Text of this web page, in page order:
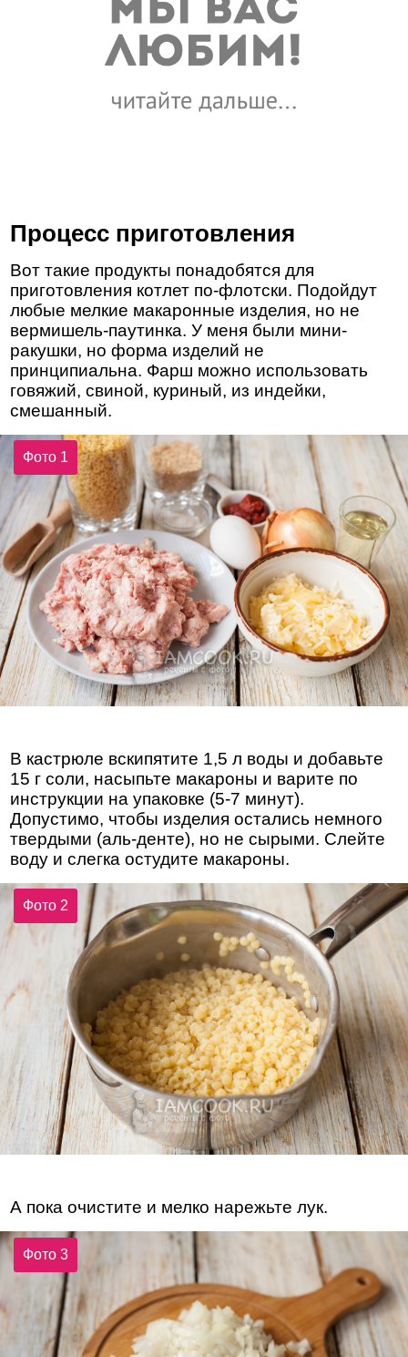
Процесс приготовления
Вот такие продукты понадобятся для
приготовления котлет по-флотски. Подойдут
любые мелкие макаронные изделия, но не
вермишель-паутинка. У меня были мини-
ракушки, но форма изделий не
принципиальна. Фарш можно использовать
говяжий, свиной, куриный, из индейки,
смешанный.
Фото 1
В кастрюле вскипятите 1,5 л воды и добавьте
15 г соли, насыпьте макароны и варите по
инструкции на упаковке (5-7 минут).
Допустимо, чтобы изделия остались немного
твердыми (аль-денте), но не сырыми. Слейте
воду и слегка остудите макароны.
Фото 2
А пока очистите и мелко нарежьте лук.
Фото 3